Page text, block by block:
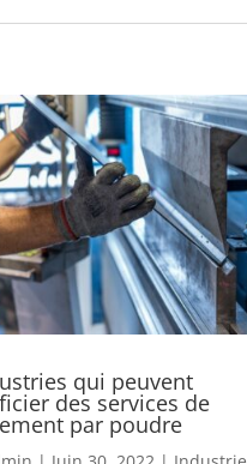
qui peuvent
des services de
par poudre